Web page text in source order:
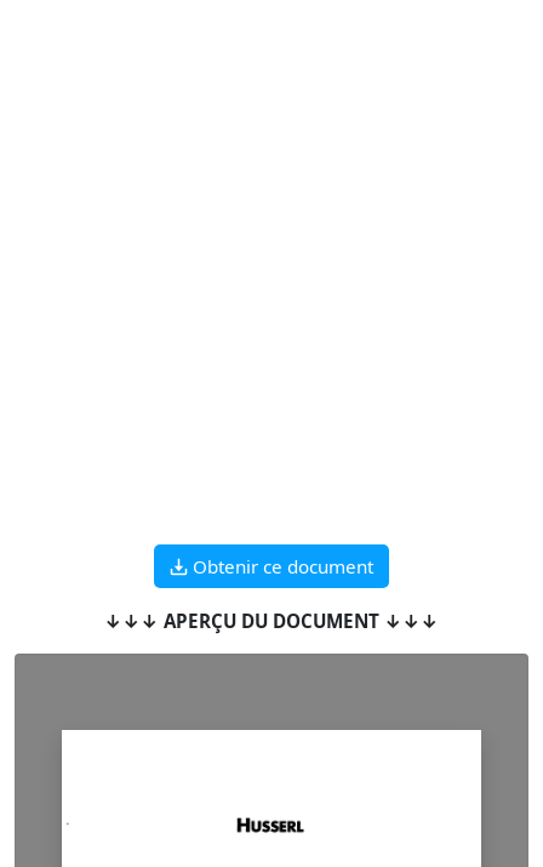
Obtenir ce document
↓↓↓ APERÇU DU DOCUMENT ↓↓↓